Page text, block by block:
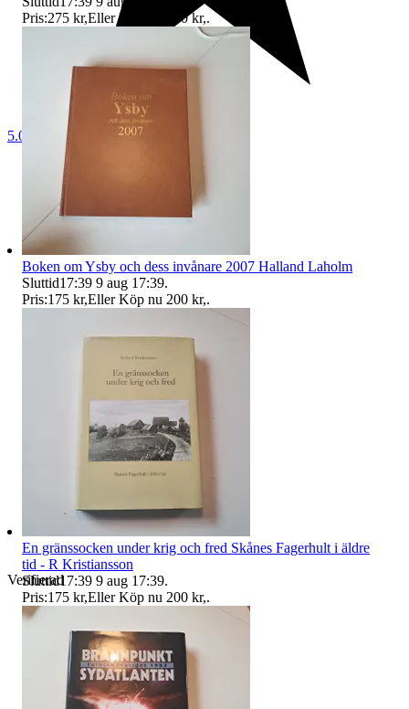
5.0
Verifierad
Pris:275 kr,Eller Köp nu 350 kr,.
Boken om Ysby och dess invånare 2007 Halland Laholm
Sluttid17:39 9 aug 17:39.
Pris:175 kr,Eller Köp nu 200 kr,.
En gränssocken under krig och fred Skånes Fagerhult i äldre
tid - R Kristiansson
Sluttid17:39 9 aug 17:39.
Pris:175 kr,Eller Köp nu 200 kr,.